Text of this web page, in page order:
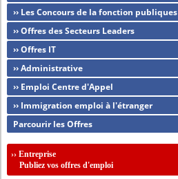
›› Les Concours de la fonction publiques
›› Offres des Secteurs Leaders
›› Offres IT
›› Administrative
›› Emploi Centre d'Appel
›› Immigration emploi à l'étranger
Parcourir les Offres
››Entreprise
Publiez vos offres d'emploi